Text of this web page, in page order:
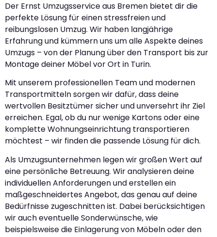
Der Ernst Umzugsservice aus Bremen bietet dir die
perfekte Lösung für einen stressfreien und
reibungslosen Umzug. Wir haben langjährige
Erfahrung und kümmern uns um alle Aspekte deines
Umzugs – von der Planung über den Transport bis zur
Montage deiner Möbel vor Ort in Turin.
Mit unserem professionellen Team und modernen
Transportmitteln sorgen wir dafür, dass deine
wertvollen Besitztümer sicher und unversehrt ihr Ziel
erreichen. Egal, ob du nur wenige Kartons oder eine
komplette Wohnungseinrichtung transportieren
möchtest – wir finden die passende Lösung für dich.
Als Umzugsunternehmen legen wir großen Wert auf
eine persönliche Betreuung. Wir analysieren deine
individuellen Anforderungen und erstellen ein
maßgeschneidertes Angebot, das genau auf deine
Bedürfnisse zugeschnitten ist. Dabei berücksichtigen
wir auch eventuelle Sonderwünsche, wie
beispielsweise die Einlagerung von Möbeln oder den